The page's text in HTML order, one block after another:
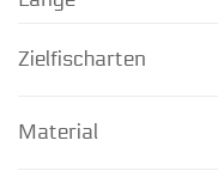
Zielfischarten
Material